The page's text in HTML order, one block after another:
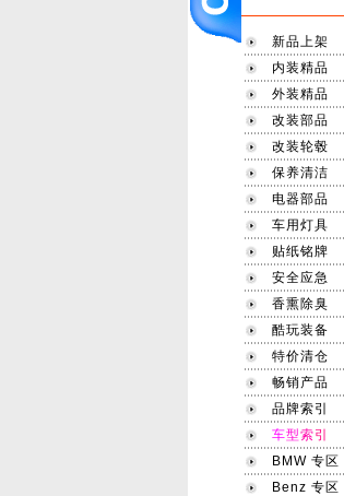
新品上架
内装精品
外装精品
改装部品
改装轮毂
保养清洁
电器部品
车用灯具
贴纸铭牌
安全应急
香熏除臭
酷玩装备
特价清仓
畅销产品
品牌索引
车型索引
BMW 专区
Benz 专区